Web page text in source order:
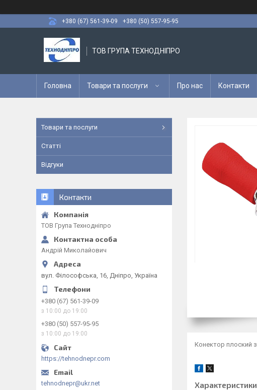
+380 (67) 561-39-09
+380 (50) 557-95-95
ТОВ ГРУПА ТЕХНОДНІПРО
Головна Товари та послуги Про нас Контакти
Конектор плоский
Характеристики
Товари та послуги
Статті
Відгуки
Контакти
ТОВ Група Технодніпро
Андрій Миколайович
вул. Філософська, 16, Дніпро, Україна
+380 (67) 561-39-09
з 10:00 до 19:00
+380 (50) 557-95-95
з 10:00 до 19:00
https://tehnodnepr.com
tehnodnepr@ukr.net